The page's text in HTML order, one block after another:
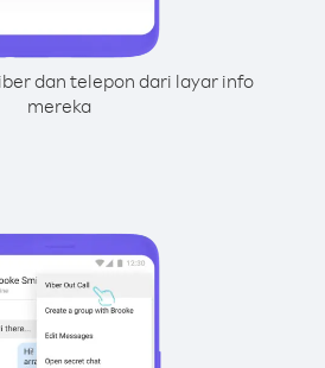
dan telepon dari layar info
mereka